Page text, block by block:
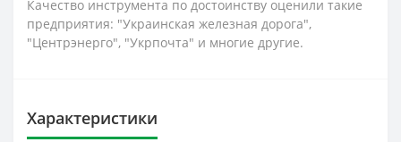
Качество инструмента по достоинству оценили такие
предприятия: "Украинская железная дорога",
"Центрэнерго", "Укрпочта" и многие другие.
Характеристики